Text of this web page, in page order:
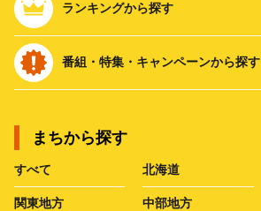
ランキングから探す
番組・特集・キャンペーンから探す
まちから探す
すべて 北海道
関東地方 中部地方